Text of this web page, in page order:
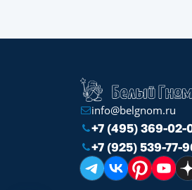
info@belgnom.ru
+7 (495) 369-02-
+7 (925) 539-77-